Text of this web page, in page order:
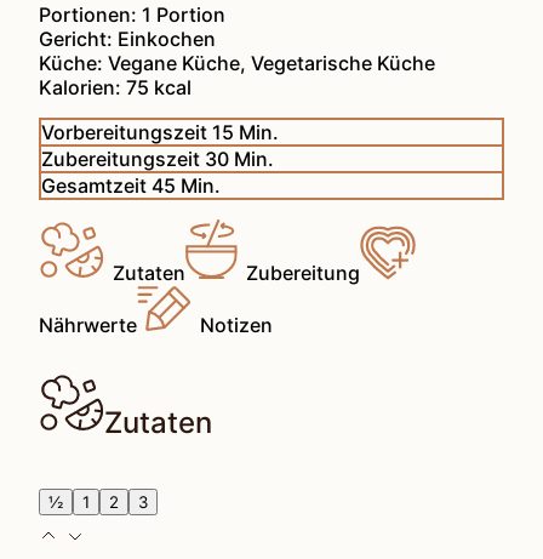
Portionen: 1 Portion
Gericht: Einkochen
Küche:Vegane Küche, Vegetarische Küche
Kalorien:75 kcal
Vorbereitungszeit 15 Minuten
Min.
Zubereitungszeit 30Minuten
Min.
Gesamtzeit45 Minuten
Min.
Zutaten Zubereitung
Nährwerte Notizen
Zutaten
½ 1 2 3